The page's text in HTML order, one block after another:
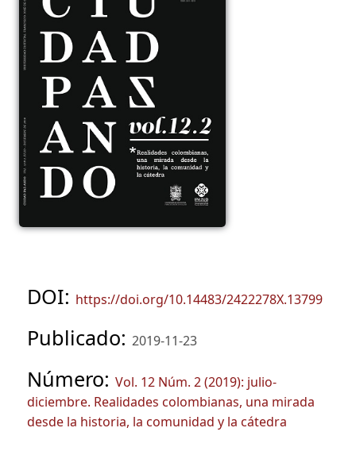
DOI: https://doi.org/10.14483/2422278X.13799
Publicado: 2019-11-23
Número: Vol. 12 Núm. 2 (2019): julio-
diciembre. Realidades colombianas, una mirada
desde la historia, la comunidad y la cátedra